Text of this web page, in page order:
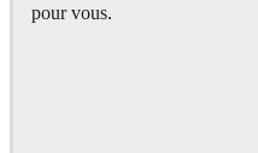
pour vous.